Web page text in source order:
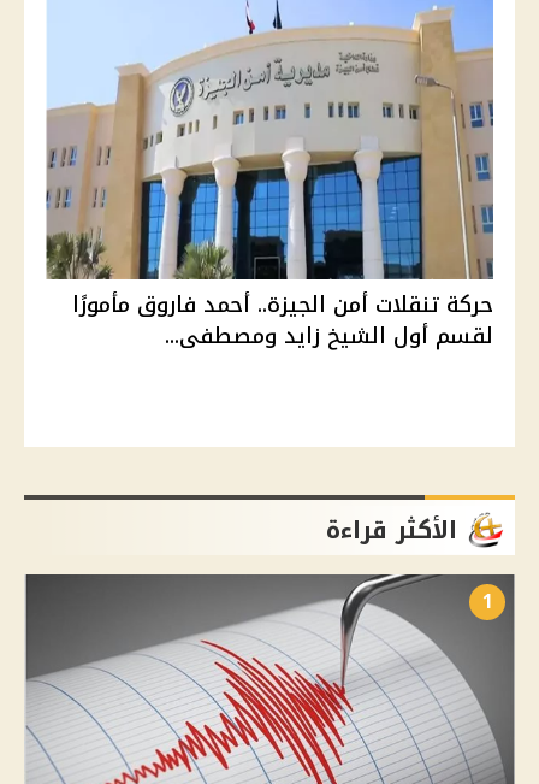
حركة تنقلات أمن الجيزة.. أحمد فاروق مأمورًا
لقسم أول الشيخ زايد ومصطفى...
الأكثر قراءة
1